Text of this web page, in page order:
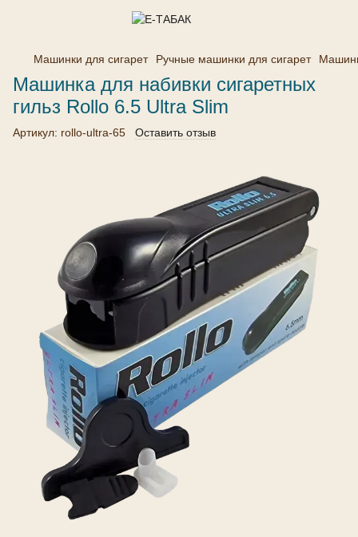
Машинки для сигарет Ручные машинки для сигарет
Машинка для набивки сигаретных
гильз Rollo 6.5 Ultra Slim
Артикул: rollo-ultra-65 Оставить отзыв